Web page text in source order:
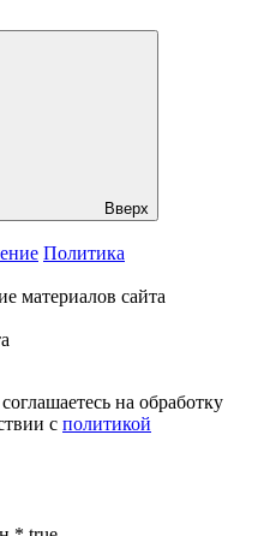
Вверх
Политика
материалов сайта
на обработку
с политикой